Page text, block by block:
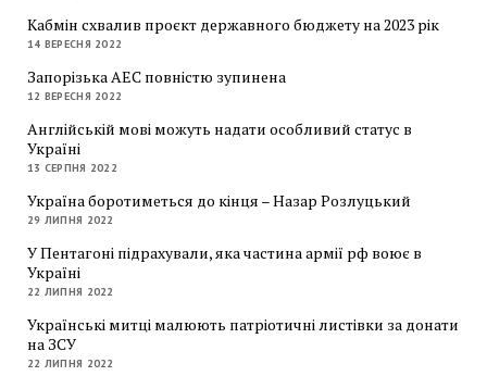
Кабмін схвалив проєкт державного бюджету на 2023 рік
14 ВЕРЕСНЯ 2022
Запорізька АЕС повністю зупинена
12 ВЕРЕСНЯ 2022
Англійській мові можуть надати особливий статус в
Україні
13 СЕРПНЯ 2022
Україна боротиметься до кінця – Назар Розлуцький
29 ЛИПНЯ 2022
У Пентагоні підрахували, яка частина армії рф воює в
Україні
22 ЛИПНЯ 2022
Українські митці малюють патріотичні листівки за донати
на ЗСУ
22 ЛИПНЯ 2022